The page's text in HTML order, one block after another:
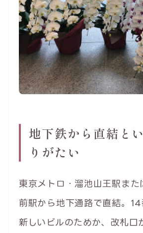
地下鉄から直結と
りがたい
東京メトロ・溜池山王駅また
前駅から地下通路で直結。14
新しいビルのためか、改札口